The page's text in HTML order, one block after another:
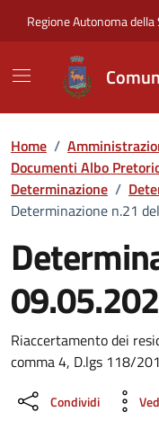
Regione Autonoma della
Home /
Documenti Albo
Determinazione /
Determinazione n.21
Dettaglio del documento
Riaccertamento dei
comma 4, D.lgs 118/
Condividi